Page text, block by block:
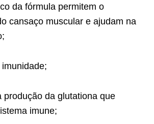
da fórmula permitem o
cansaço muscular e ajudam na
produção da glutationa que
imune;